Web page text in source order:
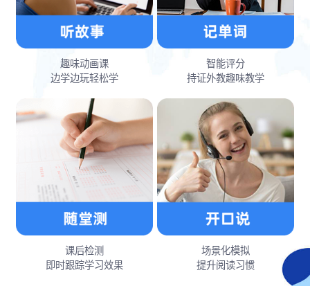
趣味动画课
边学边玩轻松学
智能评分
持证外教趣味教学
课后检测
即时跟踪学习效果
场景化模拟
提升阅读习惯